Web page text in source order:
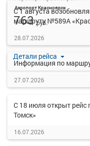
Аэропорт Красноярск
Детали рейса
763 руб.
С 1 августа
маршруту №589А
28.07.2026
Информация по
27.07.2026
С 18 июля открыт
Томск»
16.07.2026